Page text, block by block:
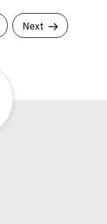
Next
希望される方へ